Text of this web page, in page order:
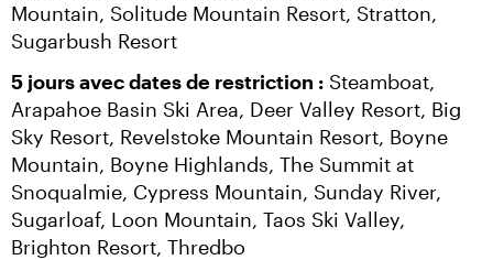
Mountain, Solitude Mountain Resort, Stratton,
Sugarbush Resort
5 jours avec dates de restriction : Steamboat,
Arapahoe Basin Ski Area, Deer Valley Resort, Big
Sky Resort, Revelstoke Mountain Resort, Boyne
Mountain, Boyne Highlands, The Summit at
Snoqualmie, Cypress Mountain, Sunday River,
Sugarloaf, Loon Mountain, Taos Ski Valley,
Brighton Resort, Thredbo